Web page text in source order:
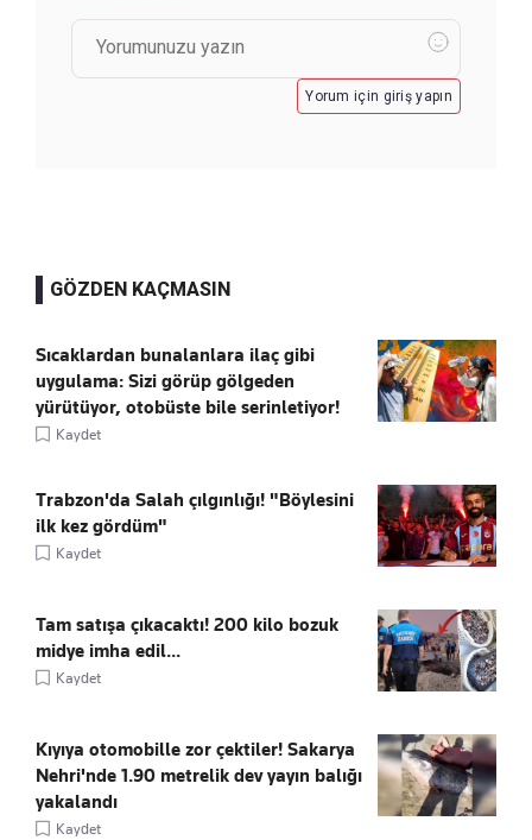
Yorum için giriş yapın
GÖZDEN KAÇMASIN
Sıcaklardan bunalanlara ilaç gibi
uygulama: Sizi görüp gölgeden
yürütüyor, otobüste bile serinletiyor!
Kaydet
Trabzon'da Salah çılgınlığı! "Böylesini
ilk kez gördüm"
Kaydet
Tam satışa çıkacaktı! 200 kilo bozuk
midye imha edil...
Kaydet
Kıyıya otomobille zor çektiler! Sakarya
Nehri'nde 1.90 metrelik dev yayın balığı
yakalandı
Kaydet